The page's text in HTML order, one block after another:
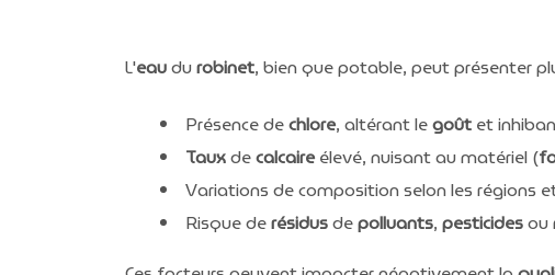
L'eaudurobinet, bien que potable, peut présenter
Présence dechlore, altérant legoût et
Tauxdecalcaireélevé, nuisant au matériel (
Variations de composition selon les régions
Risque derésidusdepolluants, pesticidesou